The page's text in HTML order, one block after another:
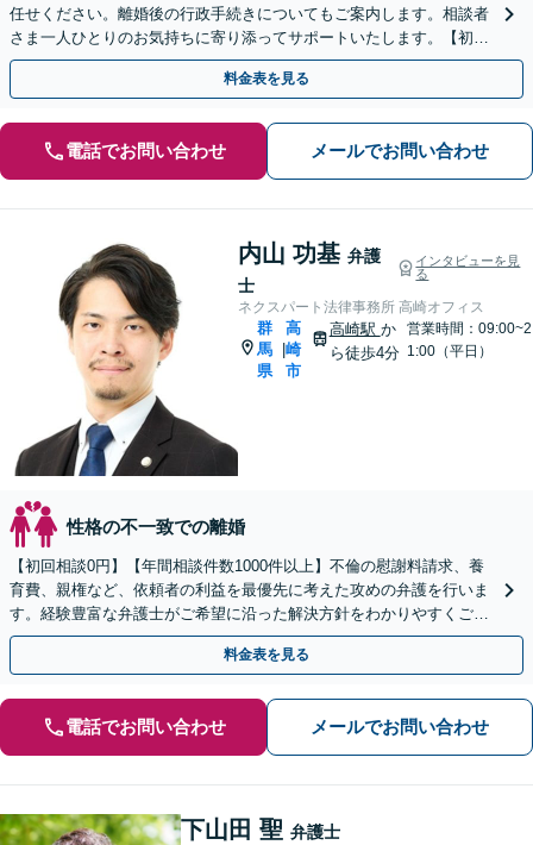
任せください。離婚後の行政手続きについてもご案内します。相談者
さま一人ひとりのお気持ちに寄り添ってサポートいたします。【初回
相談無料】【電話相談可】
料金表を見る
電話でお問い合わせ メールでお問い合わせ
内山 功基 弁護
士
インタビューを見
る
ネクスパート法律事務所 高崎オフィス
群
馬
県
高
崎
市
高崎駅 か
ら徒歩4分
営業時間：09:00~2
1:00（平日）
性格の不一致での離婚
【初回相談0円】【年間相談件数1000件以上】不倫の慰謝料請求、養
育費、親権など、依頼者の利益を最優先に考えた攻めの弁護を行いま
す。経験豊富な弁護士がご希望に沿った解決方針をわかりやすくご提
案します。お気軽にお問合せ下さい。
料金表を見る
電話でお問い合わせ メールでお問い合わせ
下山田 聖 弁護士